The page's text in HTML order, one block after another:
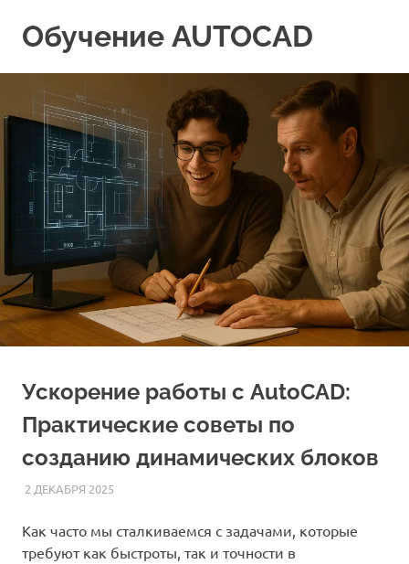
содержимому
Обучение AUTOCAD
Ускорение работы с AutoCAD:
Практические советы по
созданию динамических блоков
2 ДЕКАБРЯ 2025AUTOCAD_RASS
СТАТЬИ
Как часто мы сталкиваемся с задачами, которые
требуют как быстроты, так и точности в